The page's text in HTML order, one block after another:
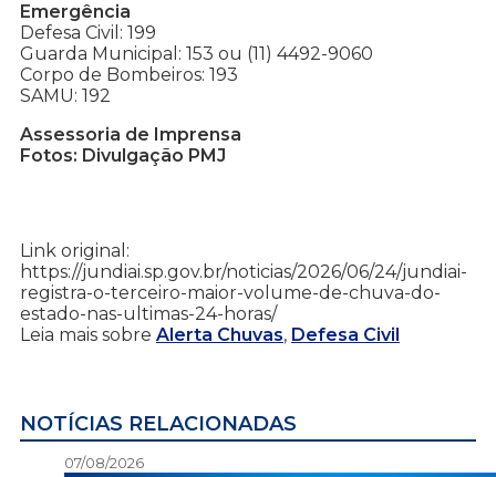
Emergência
Defesa Civil: 199
Guarda Municipal: 153 ou (11) 4492-9060
Corpo de Bombeiros: 193
SAMU: 192
Assessoria de Imprensa
Fotos: Divulgação PMJ
Link original:
https://jundiai.sp.gov.br/noticias/2026/06/24/jundiai-
registra-o-terceiro-maior-volume-de-chuva-do-
estado-nas-ultimas-24-horas/
Leia mais sobre Alerta Chuvas, Defesa Civil
NOTÍCIAS RELACIONADAS
07/08/2026